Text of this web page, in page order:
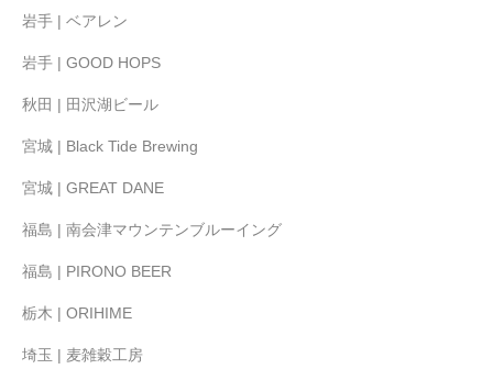
岩手 | ベアレン
岩手 | GOOD HOPS
秋田 | 田沢湖ビール
宮城 | Black Tide Brewing
宮城 | GREAT DANE
福島 | 南会津マウンテンブルーイング
福島 | PIRONO BEER
栃木 | ORIHIME
埼玉 | 麦雑穀工房